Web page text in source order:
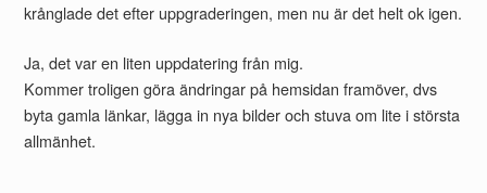
krånglade det efter uppgraderingen, men nu är det helt ok igen.
Ja, det var en liten uppdatering från mig.
Kommer troligen göra ändringar på hemsidan framöver, dvs
byta gamla länkar, lägga in nya bilder och stuva om lite i största
allmänhet.